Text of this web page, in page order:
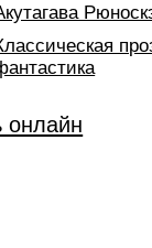
онлайн